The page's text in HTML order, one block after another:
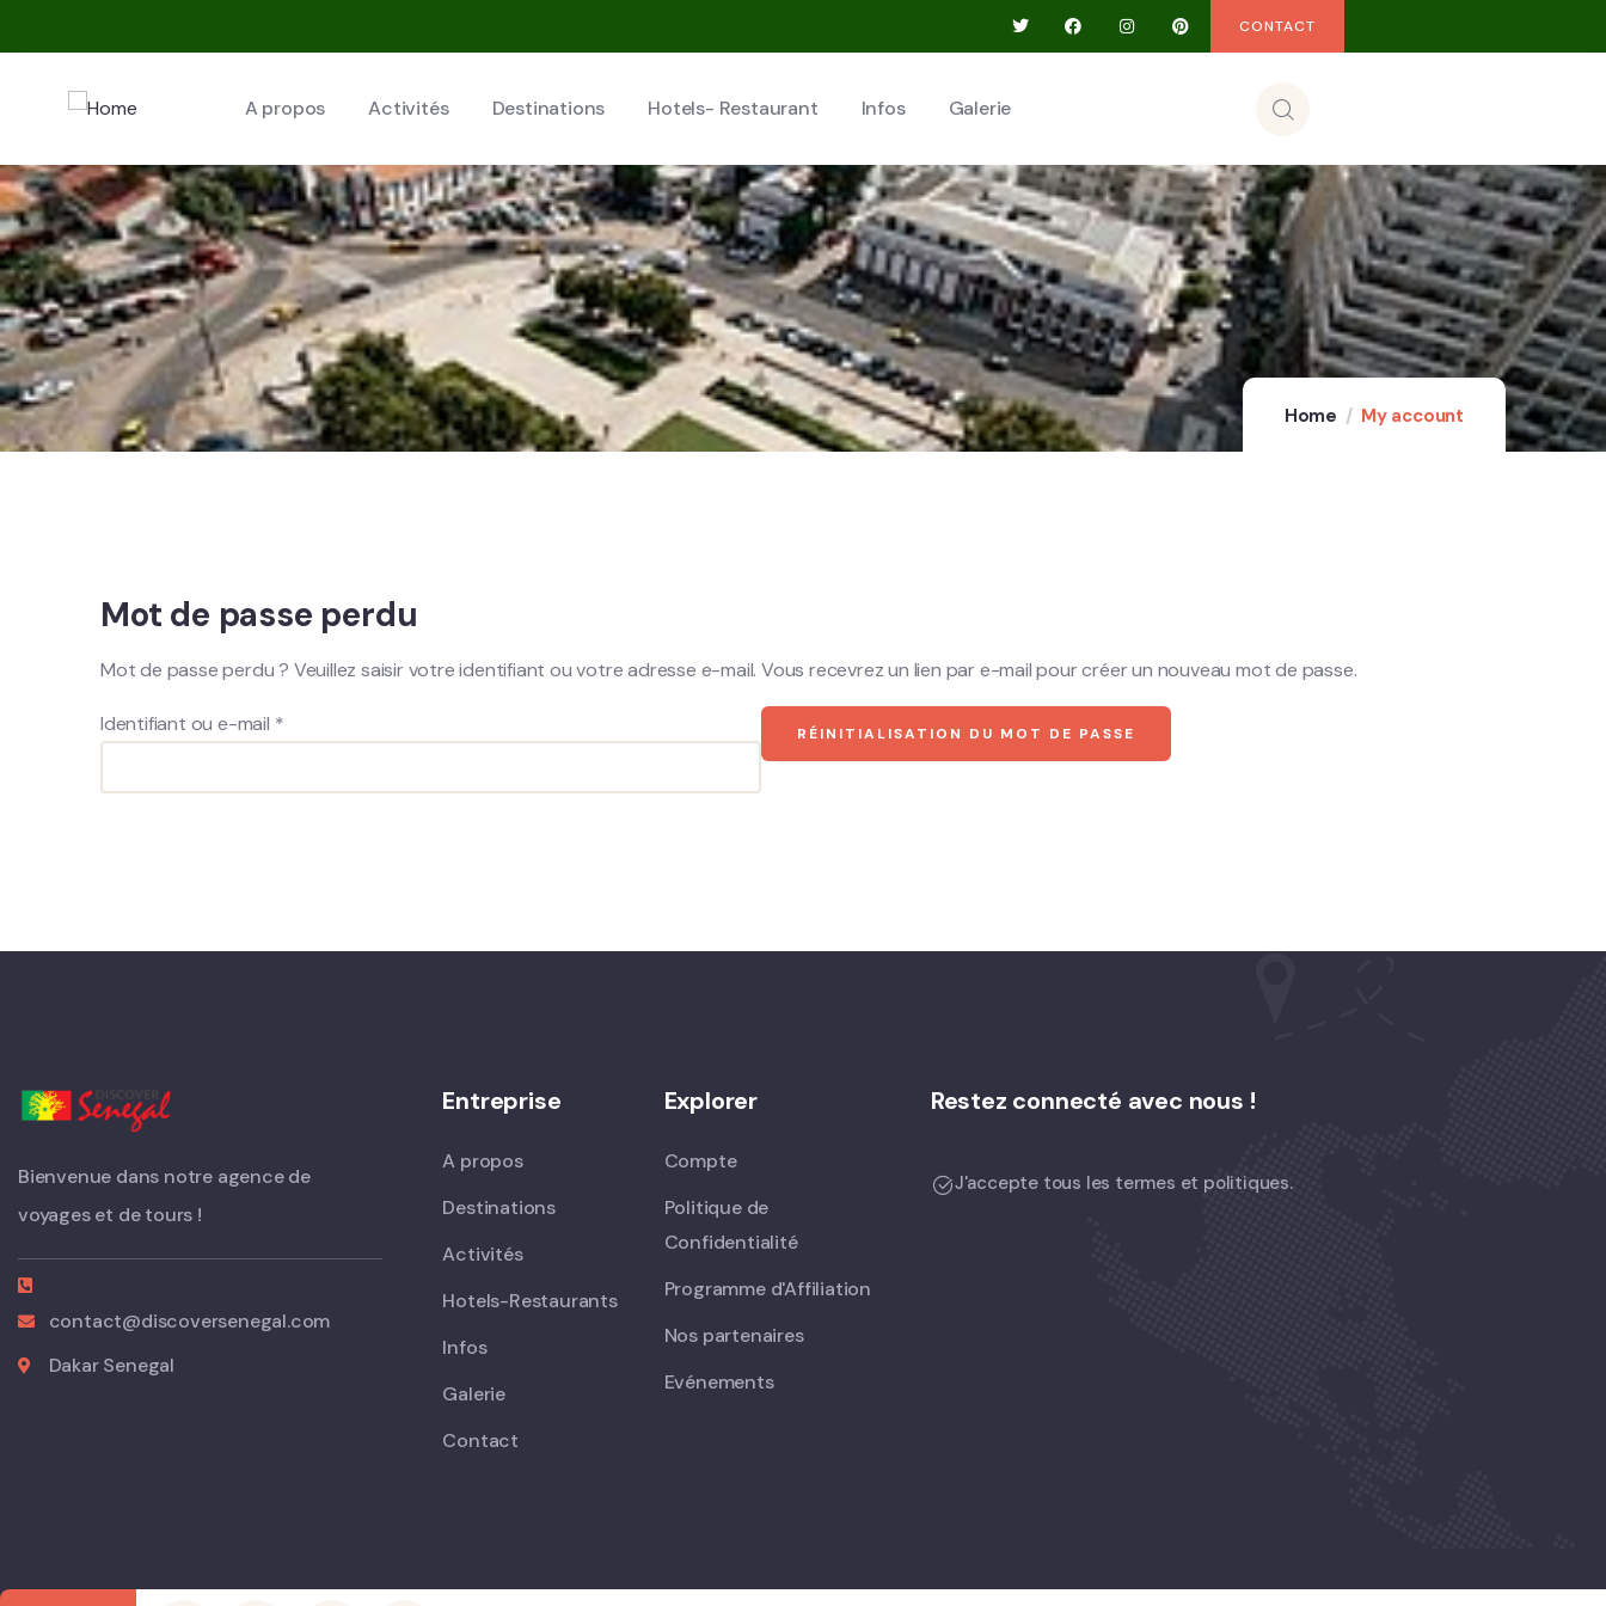
CONTACT
A propos Activités Destinations Hotels- Restaurant Infos Galerie
Home My account
Mot de passe perdu
Mot de passe perdu ? Veuillez saisir votre identifiant ou votre adresse e-mail. Vous recevrez un lien par e-mail pour créer un nouveau mot de passe.
Identifiant ou e-mail * RÉINITIALISATION DU MOT DE PASSE
Bienvenue dans notre agence de
voyages et de tours !
contact@discoversenegal.com
Dakar Senegal
Entreprise
A propos
Destinations
Activités
Hotels-Restaurants
Infos
Galerie
Contact
Explorer
Compte
Politique de
Confidentialité
Programme d'Affiliation
Nos partenaires
Evénements
Restez connecté avec nous !
J'accepte tous les termes et politiques.